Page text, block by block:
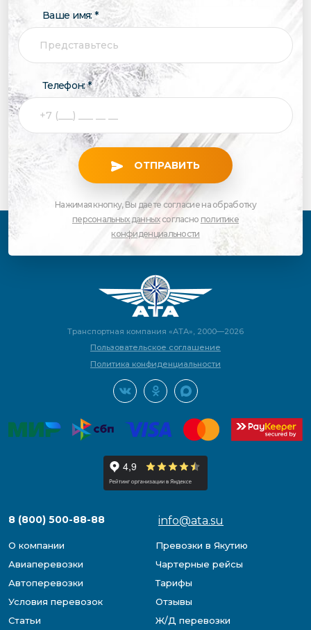
Ваше имя: *
Телефон: *
ОТПРАВИТЬ
Нажимая кнопку, Вы даете согласие на обработку
персональных данныхсогласно политике
конфиденциальности
Транспортная компания «АТА», 2000—2026
Пользовательское соглашение
Политика конфиденциальности
8 (800) 500-88-88 info@ata.su
О компании
Превозки в Якутию
Авиаперевозки
Чартерные рейсы
Автоперевозки
Тарифы
Условия перевозок
Отзывы
Статьи
Ж/Д перевозки